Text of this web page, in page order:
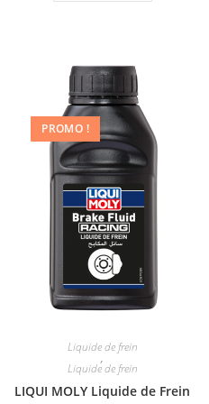
PROMO !
Liquide de frein
,
Liquide de frein
LIQUI MOLY Liquide de Frein